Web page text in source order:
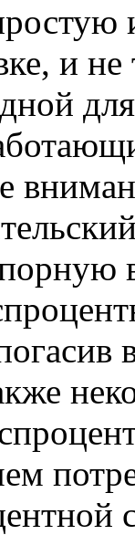
и не
для